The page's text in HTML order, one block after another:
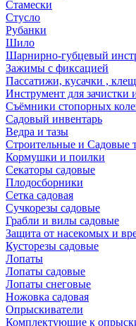
Стамески
Стусло
Рубанки
Шило
Шарнирно-губцевый
Зажимы с фиксацией
Пассатижи, кусачки ,
Инструмент для зачистки
Съёмники стопорных
Садовый инвентарь
Ведра и тазы
Строительные и Садовые
Кормушки и поилки
Секаторы садовые
Плодосборники
Сетка садовая
Сучкорезы садовые
Грабли и вилы садовые
Защита от насекомых и
Кусторезы садовые
Лопаты
Лопаты садовые
Лопаты снеговые
Ножовка садовая
Опрыскиватели
Комплектующие к